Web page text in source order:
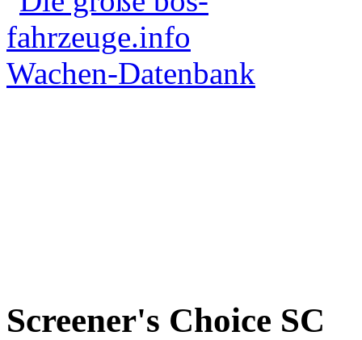
Screener's Choice SC